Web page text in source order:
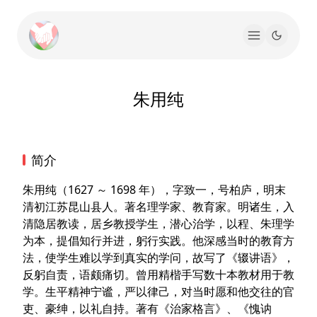
朱用纯
简介
朱用纯（1627 ～ 1698 年），字致一，号柏庐，明末
清初江苏昆山县人。著名理学家、教育家。明诸生，入
清隐居教读，居乡教授学生，潜心治学，以程、朱理学
为本，提倡知行并进，躬行实践。他深感当时的教育方
法，使学生难以学到真实的学问，故写了《辍讲语》，
反躬自责，语颇痛切。曾用精楷手写数十本教材用于教
学。生平精神宁谧，严以律己，对当时愿和他交往的官
吏、豪绅，以礼自持。著有《治家格言》、《愧讷